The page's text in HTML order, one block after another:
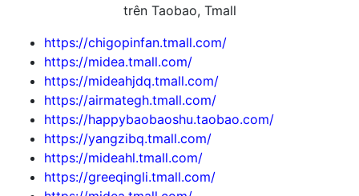
trên Taobao, Tmall
https://chigopinfan.tmall.com/
https://midea.tmall.com/
https://mideahjdq.tmall.com/
https://airmategh.tmall.com/
https://happybaobaoshu.taobao.com/
https://yangzibq.tmall.com/
https://mideahl.tmall.com/
https://greeqingli.tmall.com/